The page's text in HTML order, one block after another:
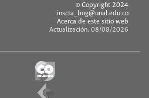
© Copyright 2024
inscta_bog@unal.edu.co
Acerca de este sitio web
Actualización: 08/08/2026